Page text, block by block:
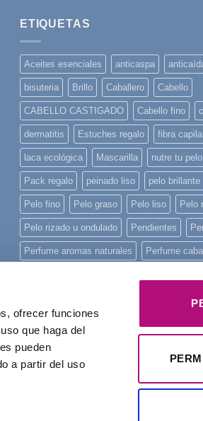
ofrecer funciones
que haga del
pueden
a partir del uso
ETIQUETAS
Aceites esenciales anticaspa
bisuteria Brillo Caballero Cabello
CABELLO CASTIGADO Cabello fino
dermatitis Estuches regalo fibra
laca ecológica Mascarilla nutre tu pelo
Pack regalo peinado liso pelo brillante
Pelo fino Pelo graso Pelo liso Pelo
Pelo rizado u ondulado Pendientes
Perfume aromas naturales Perfume
reconstruye tu pelo
regalos rizos